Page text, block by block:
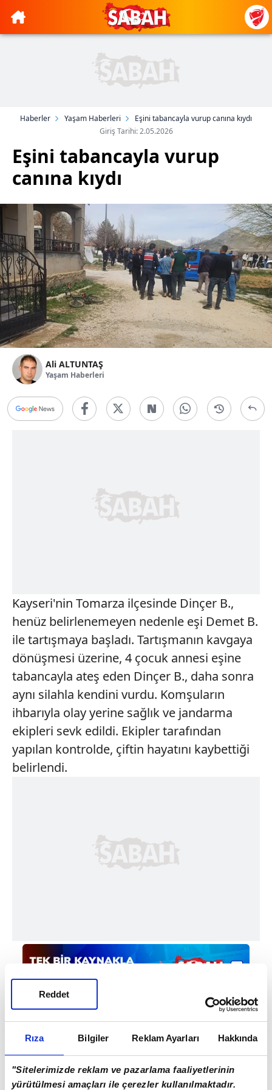
Rıza Bilgiler Reklam Ayarları Hakkında
"Sitelerimizde reklam ve pazarlama faaliyetlerinin
yürütülmesi amaçları ile çerezler kullanılmaktadır.
Reddet
Haberler Yaşam Haberleri
Eşini tabancayla vurup canına kıydı
Giriş Tarihi: 2.05.2026
Eşini tabancayla vurup
canına kıydı
Ali ALTUNTAŞ
Yaşam Haberleri
Kayseri'nin Tomarza ilçesinde Dinçer B.,
henüz belirlenemeyen nedenle eşi Demet B.
ile tartışmaya başladı. Tartışmanın kavgaya
dönüşmesi üzerine, 4 çocuk annesi eşine
tabancayla ateş eden Dinçer B., daha sonra
aynı silahla kendini vurdu. Komşuların
ihbarıyla olay yerine sağlık ve jandarma
ekipleri sevk edildi. Ekipler tarafından
yapılan kontrolde, çiftin hayatını kaybettiği
belirlendi.
#KAYSERİ